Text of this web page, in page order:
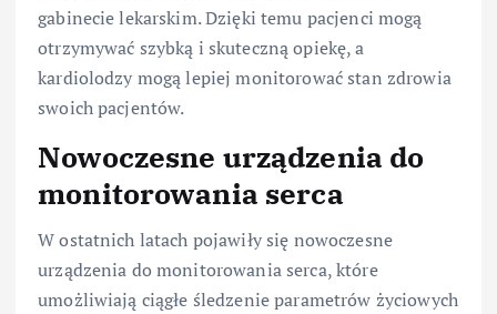
gabinecie lekarskim. Dzięki temu pacjenci mogą
otrzymywać szybką i skuteczną opiekę, a
kardiolodzy mogą lepiej monitorować stan zdrowia
swoich pacjentów.
Nowoczesne urządzenia do
monitorowania serca
W ostatnich latach pojawiły się nowoczesne
urządzenia do monitorowania serca, które
umożliwiają ciągłe śledzenie parametrów życiowych